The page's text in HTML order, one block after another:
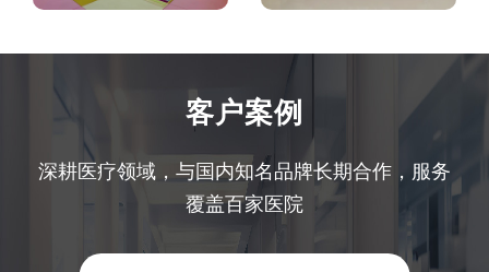
客户案例
深耕医疗领域，与国内知名品牌长期合作，服务
覆盖百家医院